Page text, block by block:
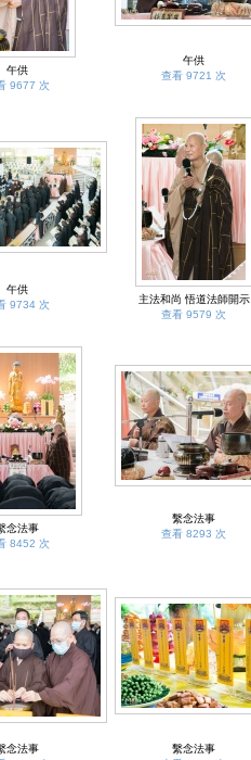
午供
9677 次
午供
查看 9721 次
午供
9734 次
主法和尚 悟道法師開示
查看 9579 次
念法事
8452 次
繫念法事
查看 8293 次
念法事
繫念法事